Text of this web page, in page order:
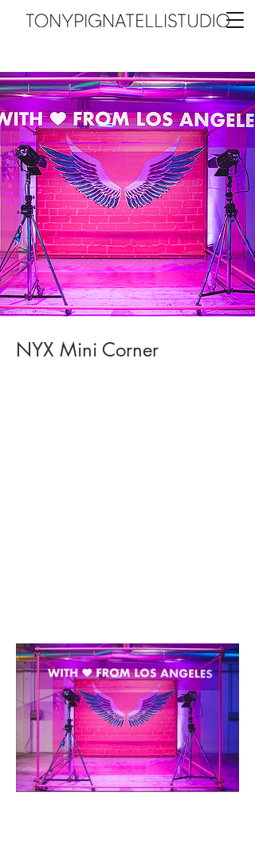
NYX Mini Corner